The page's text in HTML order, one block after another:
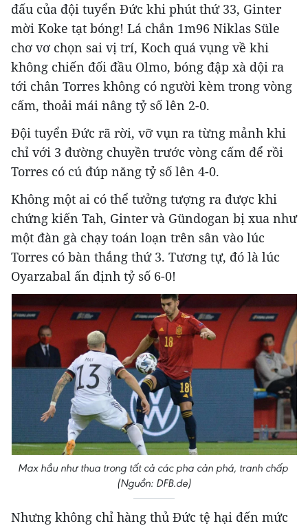
đấu của đội tuyển Đức khi phút thứ 33, Ginter
mời Koke tạt bóng! Lá chắn 1m96 Niklas Süle
chơ vơ chọn sai vị trí, Koch quá vụng về khi
không chiến đối đầu Olmo, bóng đập xà dội ra
tới chân Torres không có người kèm trong vòng
cấm, thoải mái nâng tỷ số lên 2-0.
Đội tuyển Đức rã rời, vỡ vụn ra từng mảnh khi
chỉ với 3 đường chuyền trước vòng cấm để rồi
Torres có cú đúp năng tỷ số lên 4-0.
Không một ai có thể tưởng tượng ra được khi
chứng kiến Tah, Ginter và Gündogan bị xua như
một đàn gà chạy toán loạn trên sân vào lúc
Torres có bàn thắng thứ 3. Tương tự, đó là lúc
Oyarzabal ấn định tỷ số 6-0!
Max hầu như thua trong tất cả các pha cản phá, tranh chấp
(Nguồn: DFB.de)
Nhưng không chỉ hàng thủ Đức tệ hại đến mức